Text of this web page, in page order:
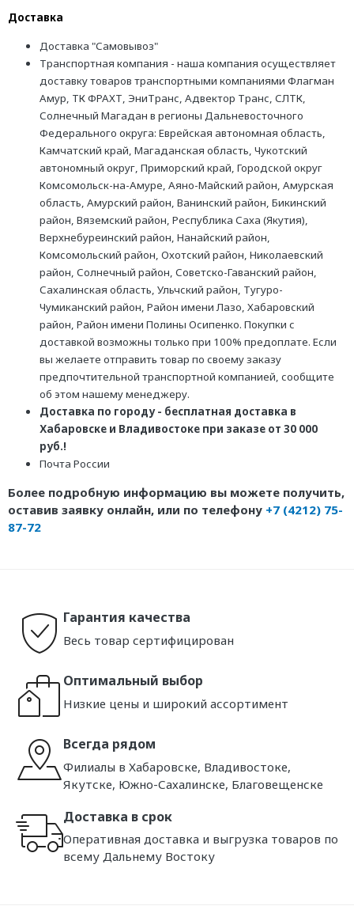
Доставка
Доставка "Самовывоз"
Транспортная компания - наша компания осуществляет
доставку товаров транспортными компаниями Флагман
Амур, ТК ФРАХТ, ЭниТранс, Адвектор Транс, СЛТК,
Солнечный Магадан в регионы Дальневосточного
Федерального округа: Еврейская автономная область,
Камчатский край, Магаданская область, Чукотский
автономный округ, Приморский край, Городской округ
Комсомольск-на-Амуре, Аяно-Майский район, Амурская
область, Амурский район, Ванинский район, Бикинский
район, Вяземский район, Республика Саха (Якутия),
Верхнебуреинский район, Нанайский район,
Комсомольский район, Охотский район, Николаевский
район, Солнечный район, Советско-Гаванский район,
Сахалинская область, Ульчский район, Тугуро-
Чумиканский район, Район имени Лазо, Хабаровский
район, Район имени Полины Осипенко. Покупки с
доставкой возможны только при 100% предоплате. Если
вы желаете отправить товар по своему заказу
предпочтительной транспортной компанией, сообщите
об этом нашему менеджеру.
Доставка по городу - бесплатная доставка в
Хабаровске и Владивостоке при заказе от 30 000
руб.!
Почта России
Более подробную информацию вы можете получить,
оставив заявку онлайн, или по телефону +7 (4212) 75-
87-72
Гарантия качества
Весь товар сертифицирован
Оптимальный выбор
Низкие цены и широкий ассортимент
Всегда рядом
Филиалы в Хабаровске, Владивостоке,
Якутске, Южно-Сахалинске, Благовещенске
Доставка в срок
Оперативная доставка и выгрузка товаров по
всему Дальнему Востоку